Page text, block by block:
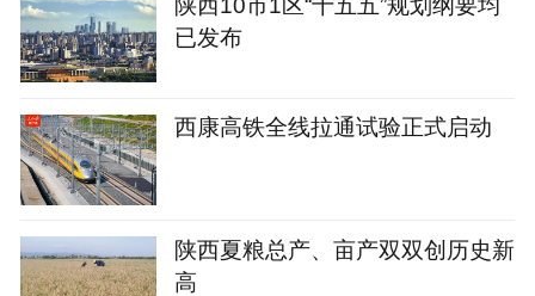
已发布
西康高铁全线拉通试验正式启动
陕西夏粮总产、亩产双双创历史新
高